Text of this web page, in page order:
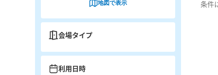
条件
地図で表示
会場タイプ
利用日時